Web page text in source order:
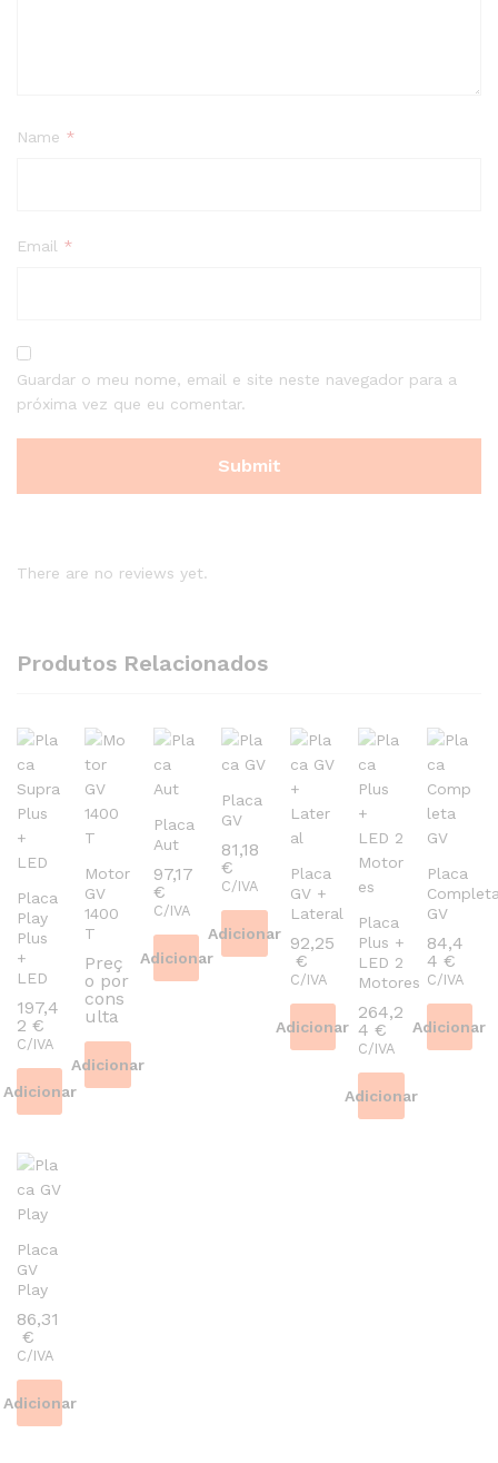
Name *
Email *
Guardar o meu nome, email e site neste navegador para a
próxima vez que eu comentar.
There are no reviews yet.
Produtos Relacionados
Placa
Play
Plus
+
LED
197,4
2 €
C/IVA
Adicionar
Motor
GV
1400
T
Preç
o por
cons
ulta
Adicionar
Placa
Aut
97,17
€
C/IVA
Adicionar
Placa
GV
81,18
€
C/IVA
Adicionar
Placa
GV +
Lateral
92,25
€
C/IVA
Adicionar
Placa
Plus +
LED 2
Motores
264,2
4€
C/IVA
Adicionar
Placa
GV
84,4
4 €
C/IVA
Adicionar
Placa
GV
Play
86,31
€
C/IVA
Adicionar